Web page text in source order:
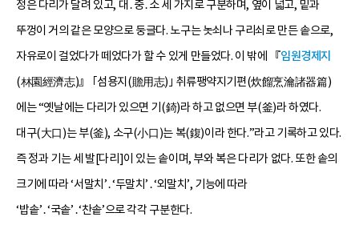
정은 다리가 달려 있고, 대․중․소 세 가지로 구분하며, 옆이 넓고, 밑과
뚜껑이 거의 같은 모양으로 둥글다. 노구는 놋쇠나 구리쇠로 만든 솥으로,
자유로이 걸었다가 떼었다가 할 수 있게 만들었다. 이 밖에 『임원경제지
(林園經濟志)』 ｢섬용지(贍用志)｣ 취류팽약지기편(炊餾烹瀹諸器篇)
에는 “옛날에는 다리가 있으면 기(錡)라 하고 없으면 부(釜)라 하였다.
대구(大口)는 부(釜), 소구(小口)는 복(鍑)이라 한다.”라고 기록하고 있다.
즉 정과 기는 세 발[다리]이 있는 솥이며, 부와 복은 다리가 없다. 또한 솥의
크기에 따라 ‘서말치’․‘두말치’․‘외말치’, 기능에 따라
‘밥솥’․‘국솥’․‘찬솥’으로 각각 구분한다.